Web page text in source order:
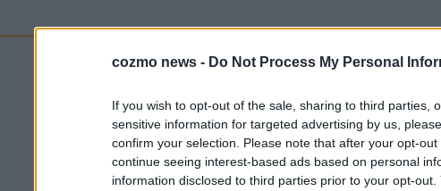
cozmo news - Do Not Process My Personal
If you wish to opt-out of the sale, sharing to third parties,
sensitive information for targeted advertising by us,
confirm your selection. Please note that after your opt-
continue seeing interest-based ads based on personal
information disclosed to third parties prior to your opt-